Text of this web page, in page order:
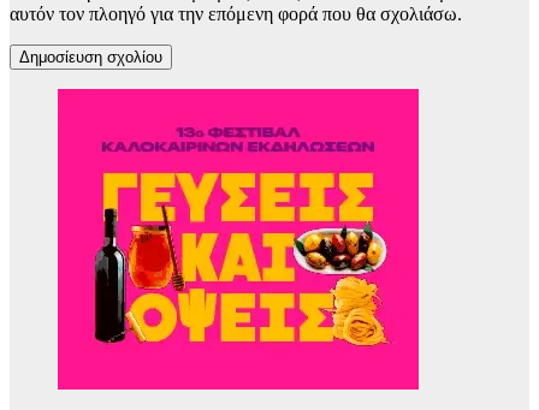
αυτόν τον πλοηγό για την επόμενη φορά που θα σχολιάσω.